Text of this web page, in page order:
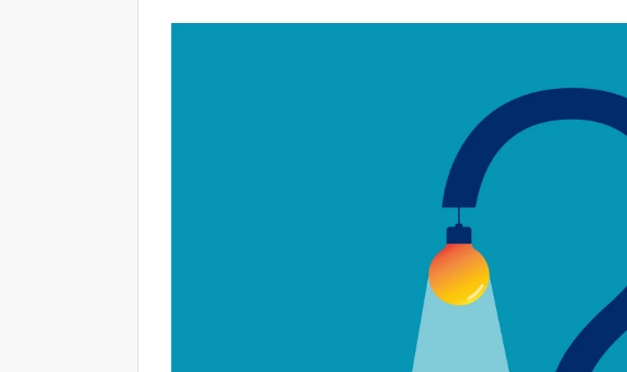
BCP対策
Azureのクラウドサーバーを利用するメリット
強大なネットワークを全世界で使える
マイクロソフト製品との親和性が高い
日系企業でも安心して利用できる
コスト面のメリットが大きい
Microsoft Azure クラウドサービスの料金